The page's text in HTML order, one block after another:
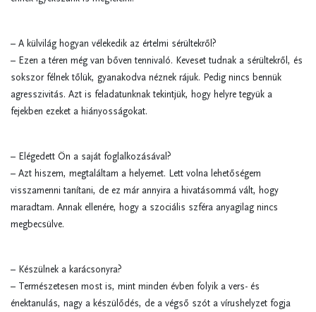
– A külvilág hogyan vélekedik az értelmi sérültekről?
– Ezen a téren még van bőven tennivaló. Keveset tudnak a sérültekről, és
sokszor félnek tőlük, gyanakodva néznek rájuk. Pedig nincs bennük
agresszivitás. Azt is feladatunknak tekintjük, hogy helyre tegyük a
fejekben ezeket a hiányosságokat.
– Elégedett Ön a saját foglalkozásával?
– Azt hiszem, megtaláltam a helyemet. Lett volna lehetőségem
visszamenni tanítani, de ez már annyira a hivatásommá vált, hogy
maradtam. Annak ellenére, hogy a szociális szféra anyagilag nincs
megbecsülve.
– Készülnek a karácsonyra?
– Természetesen most is, mint minden évben folyik a vers- és
énektanulás, nagy a készülődés, de a végső szót a vírushelyzet fogja